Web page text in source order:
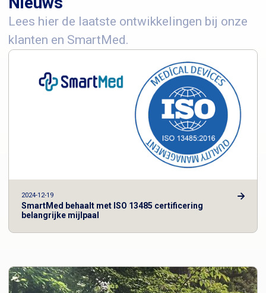
Lees hier de laatste ontwikkelingen bij onze
klanten en SmartMed.
2024-12-19
SmartMed behaalt met ISO 13485 certificering
belangrijke mijlpaal